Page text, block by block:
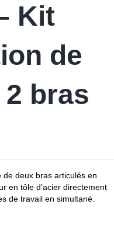
Kit
de
bras
de deux bras articulés en
en tôle d’acier directement
de travail en simultané.